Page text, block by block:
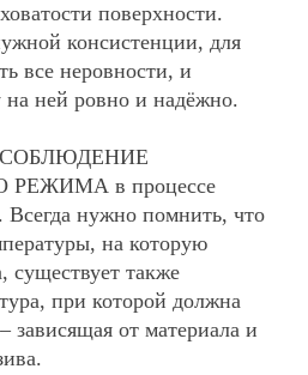
поверхности.
консистенции, для
все неровности, и
на ней ровно и надёжно.
РЕЖИМАв процессе
Всегда нужно помнить, что
на которую
существует также
при которой должна
зависящая от материала и